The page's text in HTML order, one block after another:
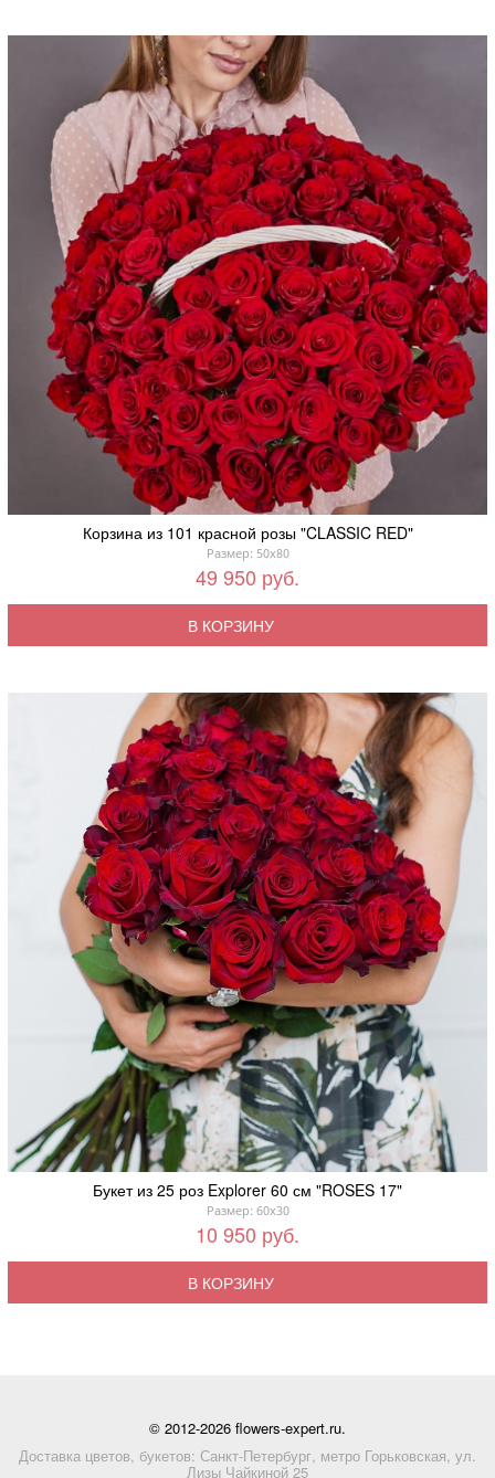
Корзина из 101 красной розы "CLASSIC RED"
Размер: 50x80
49 950 руб.
В КОРЗИНУ
Букет из 25 роз Explorer 60 см "ROSES 17"
Размер: 60x30
10 950 руб.
В КОРЗИНУ
© 2012-2026 flowers-expert.ru.
Доставка цветов, букетов: Санкт-Петербург, метро Горьковская, ул.
Лизы Чайкиной 25